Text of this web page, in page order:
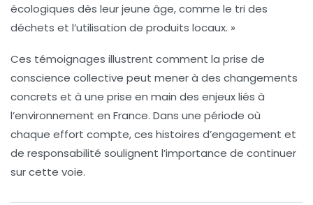
écologiques dès leur jeune âge, comme le tri des
déchets et l’utilisation de produits locaux. »
Ces témoignages illustrent comment la prise de
conscience collective peut mener à des changements
concrets et à une prise en main des enjeux liés à
l’environnement en France. Dans une période où
chaque effort compte, ces histoires d’engagement et
de responsabilité soulignent l’importance de continuer
sur cette voie.